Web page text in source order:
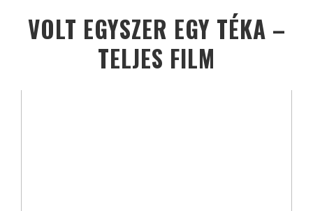
VOLT EGYSZER EGY TÉKA –
TELJES FILM